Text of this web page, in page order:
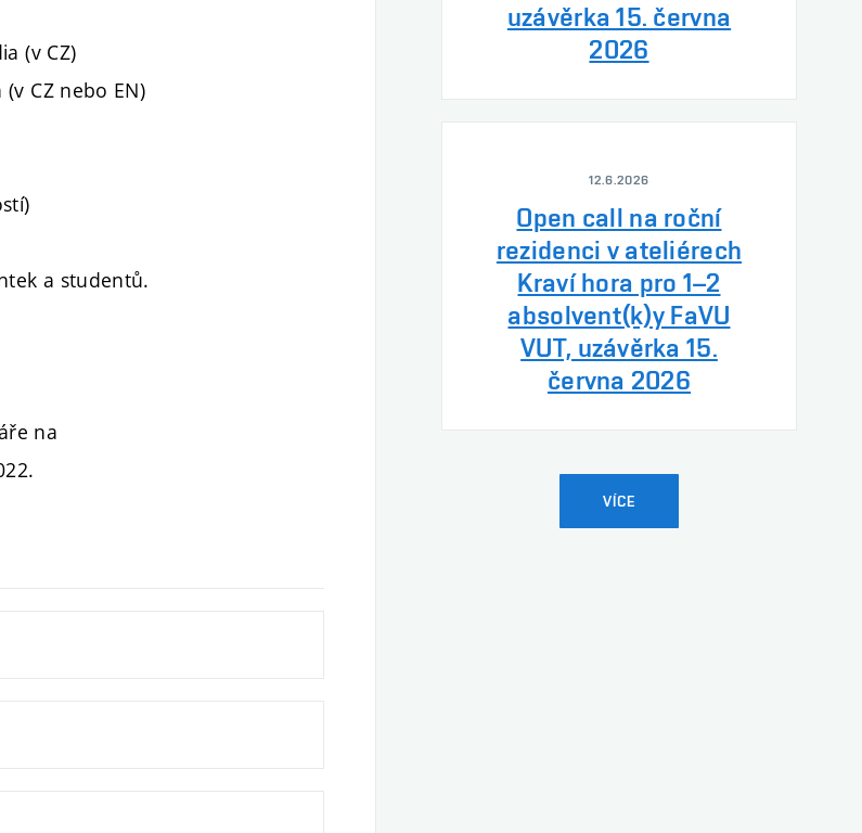
(v CZ)
CZ nebo EN)
a studentů.
na
uzávěrka 15. června
2026
12.6.2026
Open call na roční
rezidenci v ateliérech
Kraví hora pro 1–2
absolvent(k)y FaVU
VUT, uzávěrka 15.
června 2026
VÍCE